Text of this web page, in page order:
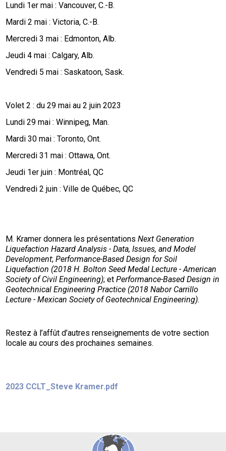
Lundi 1er mai : Vancouver, C.-B.
Mardi 2 mai : Victoria, C.-B.
Mercredi 3 mai : Edmonton, Alb.
Jeudi 4 mai : Calgary, Alb.
Vendredi 5 mai : Saskatoon, Sask.
Volet 2 : du 29 mai au 2 juin 2023
Lundi 29 mai : Winnipeg, Man.
Mardi 30 mai : Toronto, Ont.
Mercredi 31 mai : Ottawa, Ont.
Jeudi 1er juin : Montréal, QC
Vendredi 2 juin : Ville de Québec, QC
M. Kramer donnera les présentationsNext Generation
Liquefaction Hazard Analysis - Data, Issues, and Model
Development;Performance-Based Design for Soil
Liquefaction (2018 H. Bolton Seed Medal Lecture - American
Society of Civil Engineering); et Performance-Based Design in
Geotechnical Engineering Practice (2018 Nabor Carrillo
Lecture - Mexican Society of Geotechnical Engineering).
Restez à l’affût d’autres renseignements de votre section
locale au cours des prochaines semaines.
2023 CCLT_Steve Kramer.pdf